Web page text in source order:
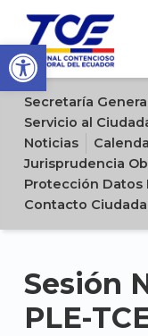
Open toolbar
Sitio oficial del Tribunal Contencioso Electoral del Ecuador
Secretaría
Servicio al
Noticias
Jurisprudencia
Protección Datos
Contacto
Sesión
PLE-